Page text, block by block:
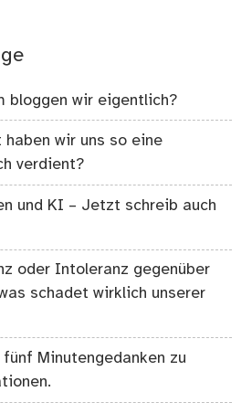
bloggen wir eigentlich?
wir uns so eine
verdient?
und KI – Jetzt schreib auch
oder Intoleranz gegenüber
schadet wirklich unserer
Minutengedanken zu